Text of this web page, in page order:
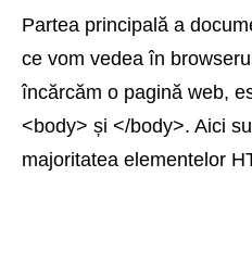
Partea principală a
ce vom vedea în
încărcăm o pagină web,
<body> și </body>. Aici
majoritatea elementelor